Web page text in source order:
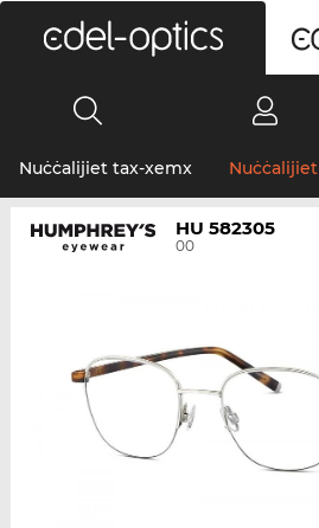
Nuċċalijiet tax-xemx Nuċċalijiet
HU 582305
00